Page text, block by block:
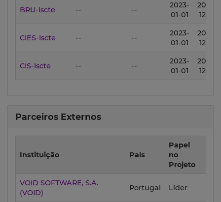
BRU-Iscte -- --
2023-
01-01
2025-
12-31
CIES-Iscte -- --
2023-
01-01
2025-
12-31
CIS-Iscte -- --
2023-
01-01
2025-
12-31
Parceiros Externos
Instituição País
Papel
no
Projeto
VOID SOFTWARE, S.A.
(VOID)
Portugal Líder